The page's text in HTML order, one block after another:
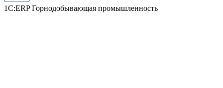
1С:ERP Горнодобывающая промышленность